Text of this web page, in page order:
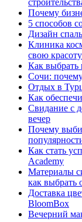
Почему
5 способов
Дизайн
Клиника
свою
Как выбрать
Сочи: почему
Отдых в
Как
Свидание с
вечер
Почему
Как стать
Academy
Материалы
как выбрать
Доставка
BloomBox
Вечерний